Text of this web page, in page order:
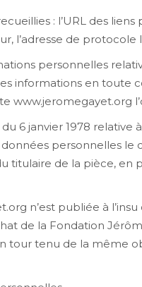
: l’URL des liens
l’adresse de protocole
personnelles
informations en toute
www.jeromegayet.org
6 janvier 1978
données personnelles
de la pièce, en
n’est publiée à
de la Fondation
tour tenu de la même